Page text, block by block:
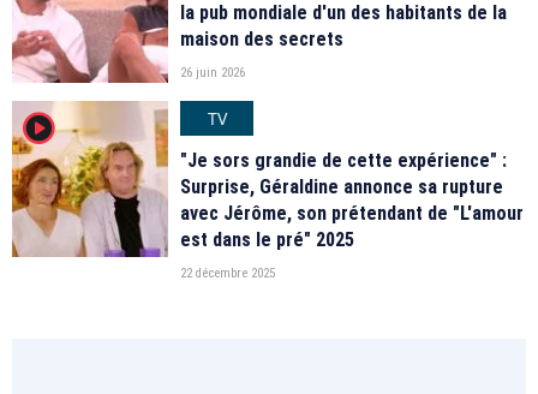
la pub mondiale d'un des habitants de la
maison des secrets
26 juin 2026
player2
TV
"Je sors grandie de cette expérience" :
Surprise, Géraldine annonce sa rupture
avec Jérôme, son prétendant de "L'amour
est dans le pré" 2025
22 décembre 2025